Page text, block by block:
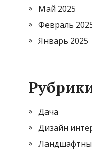
Май 2025
Февраль
Январь 2025
Дача
Дизайн